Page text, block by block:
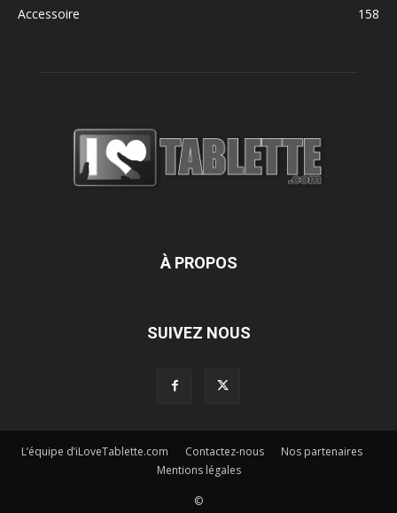
Accessoire
158
À PROPOS
SUIVEZ NOUS
L’équipe d’iLoveTablette.com Contactez-nous
Nos partenaires
Mentions légales
©